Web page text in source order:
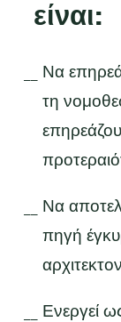
είναι:
Να
τη
Να
πηγή
Ενεργεί